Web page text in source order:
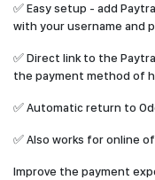
✅ Easy setup - add
with your username and
✅ Direct link to the
the payment method of
✅ Automatic return to
✅ Also works for online
Improve the payment